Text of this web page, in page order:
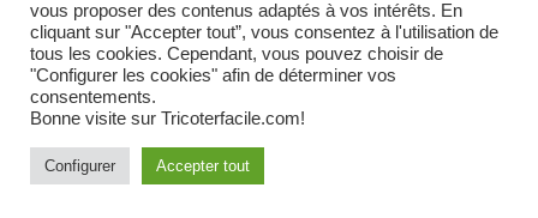
Mentions légales et confidentialité
© Copyright - Tricoter facile
vous proposer des contenus adaptés à vos intérêts. En
cliquant sur "Accepter tout”, vous consentez à l'utilisation de
tous les cookies. Cependant, vous pouvez choisir de
"Configurer les cookies" afin de déterminer vos
consentements.
Bonne visite sur Tricoterfacile.com!
Configurer Accepter tout